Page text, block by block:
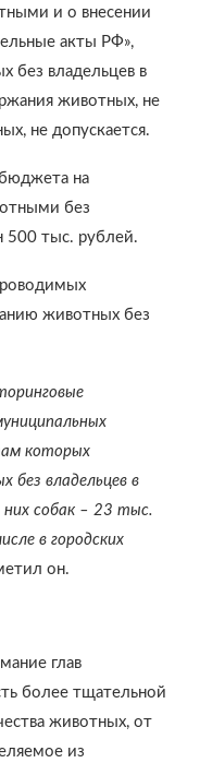
и о внесении
акты РФ»,
без владельцев в
животных, не
не допускается.
на
без
500 тыс. рублей.
животных без
которых
без владельцев в
собак – 23 тыс.
в городских
он.
глав
более тщательной
животных, от
из